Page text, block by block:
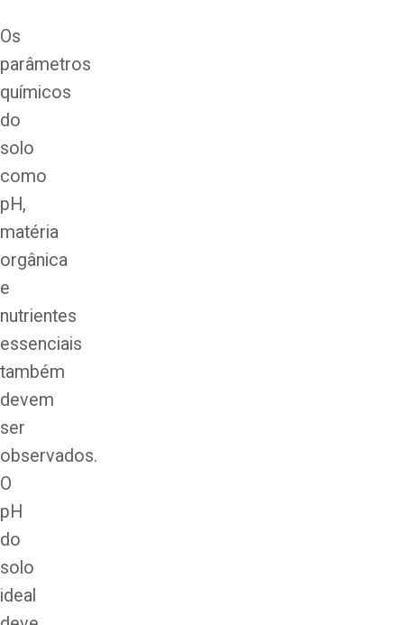
Os
parâmetros
químicos
do
solo
como
pH,
matéria
orgânica
e
nutrientes
essenciais
também
devem
ser
observados.
O
pH
do
solo
ideal